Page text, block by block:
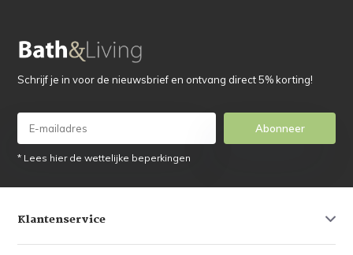
Schrijf je in voor de nieuwsbrief en ontvang direct 5% korting!
Abonneer
* Lees hier de wettelijke beperkingen
Klantenservice